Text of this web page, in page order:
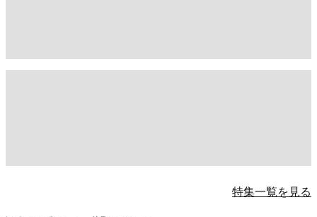
特集一覧を見る